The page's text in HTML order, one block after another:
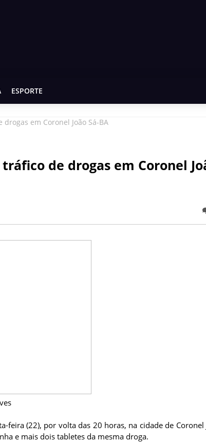
ESPORTE
em Coronel João Sá-BA
de drogas em Coronel
(22), por volta das 20 horas, na cidade de Coronel
e mais dois tabletes da mesma droga.